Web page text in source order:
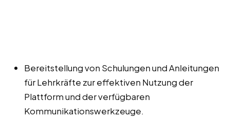
Bereitstellung von Schulungen und Anleitungen
für Lehrkräfte zur effektiven Nutzung der
Plattform und der verfügbaren
Kommunikationswerkzeuge.